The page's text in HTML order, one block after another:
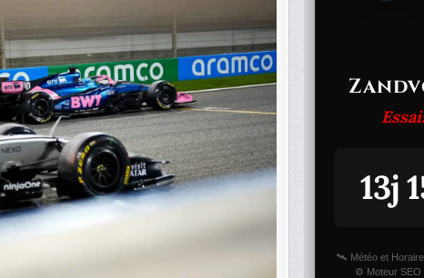
13j
🛰️ Météo et
⚙️ Moteur SEO